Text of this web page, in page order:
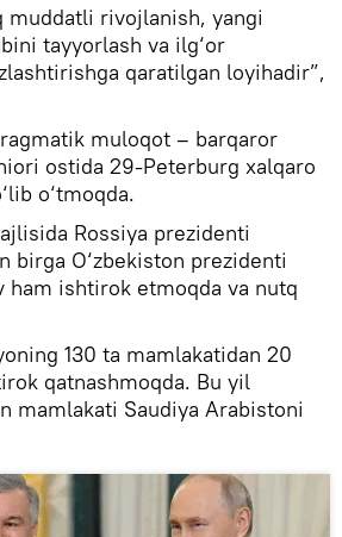
muddatli rivojlanish, yangi
tayyorlash va ilg‘or
qaratilgan loyihadir”,
muloqot – barqaror
ostida 29-Peterburg xalqaro
o‘tmoqda.
Rossiya prezidenti
birga O‘zbekiston prezidenti
ham ishtirok etmoqda va nutq
130 ta mamlakatidan 20
qatnashmoqda. Bu yil
mamlakati Saudiya Arabistoni